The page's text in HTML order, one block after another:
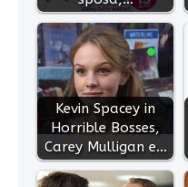
Kevin Spacey in
Horrible Bosses,
Carey Mulligan e…